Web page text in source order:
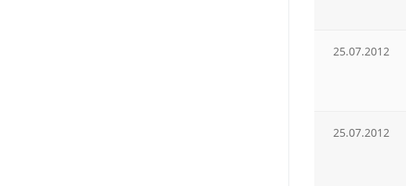
25.07.2012
25.07.2012